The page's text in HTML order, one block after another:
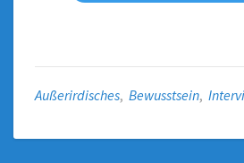
Außerirdisches, Bewusstsein,